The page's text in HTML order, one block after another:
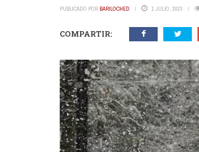
PUBLICADO POR BARILOCHED 1 JULIO, 2023
COMPARTIR: